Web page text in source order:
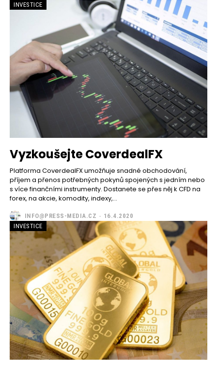
INVESTICE
Vyzkoušejte CoverdealFX
Platforma CoverdealFX umožňuje snadné obchodování,
příjem a přenos potřebných pokynů spojených s jedním nebo
s více finančními instrumenty. Dostanete se přes něj k CFD na
forex, na akcie, komodity, indexy,...
INFO@PRESS-MEDIA.CZ - 16.4.2020
INVESTICE